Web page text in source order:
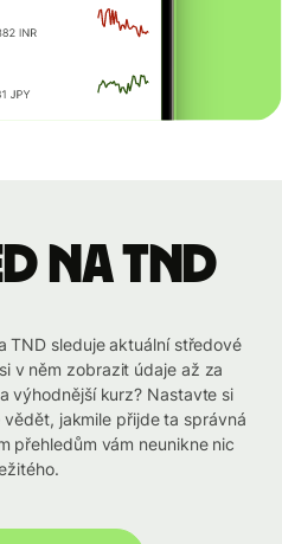
na TND
TND sleduje aktuální středové
v něm zobrazit údaje až za
výhodnější kurz? Nastavte si
jakmile přijde ta správná
přehledům vám neunikne nic